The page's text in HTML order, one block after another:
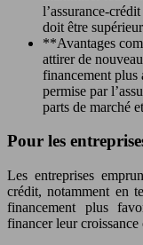
l’assurance-
doit être
**Avantages
attirer de
financement plus
permise par
parts de marché
Pour les
Les entreprises
crédit, notamment en
financement plus
financer leur